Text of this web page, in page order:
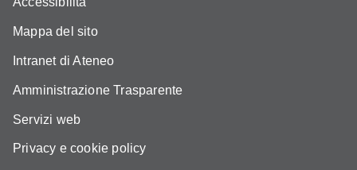
Mappa del sito
Intranet di Ateneo
Amministrazione Trasparente
Servizi web
Privacy e cookie policy